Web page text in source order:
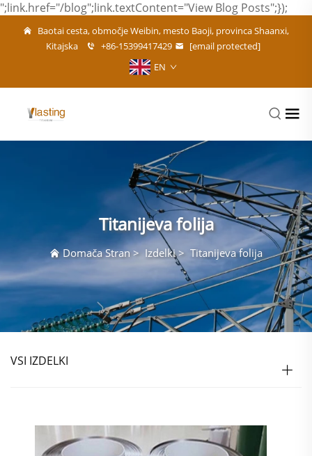
";link.href="/blog";link.textContent="View Blog Posts";});
Baotai cesta, območje Weibin, mesto Baoji, provinca Shaanxi,
Kitajska
+86-15399417429
[email protected]
EN
Titanijeva folija
Domača Stran > Izdelki> Titanijeva folija
VSI IZDELKI